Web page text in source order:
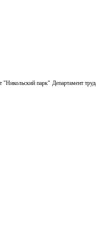
"Никольский парк" Департамент